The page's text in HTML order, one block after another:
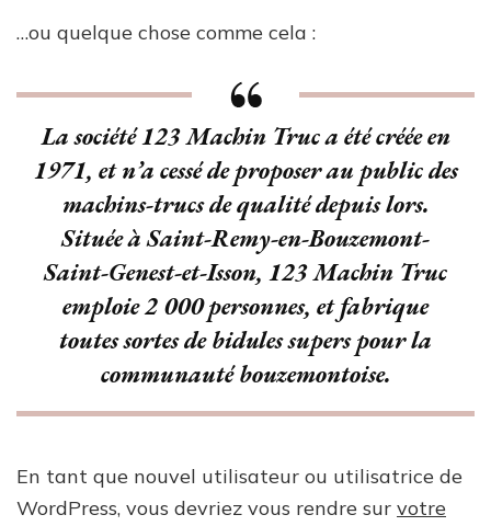
…ou quelque chose comme cela :
La société 123 Machin Truc a été créée en
1971, et n’a cessé de proposer au public des
machins-trucs de qualité depuis lors.
Située à Saint-Remy-en-Bouzemont-
Saint-Genest-et-Isson, 123 Machin Truc
emploie 2 000 personnes, et fabrique
toutes sortes de bidules supers pour la
communauté bouzemontoise.
En tant que nouvel utilisateur ou utilisatrice de
WordPress, vous devriez vous rendre sur votre